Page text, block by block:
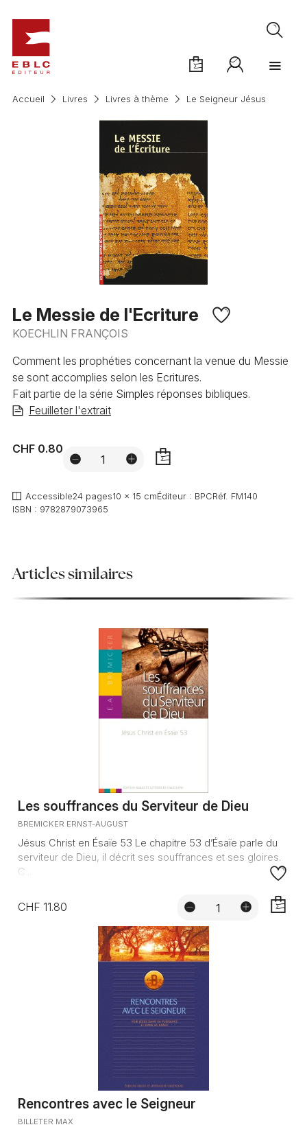
Accueil Livres Livres à thème Le Seigneur Jésus
Le Messie de l'Ecriture
KOECHLIN FRANÇOIS
Comment les prophéties concernant la venue du Messie
se sont accomplies selon les Ecritures.
Fait partie de la série Simples réponses bibliques.
Feuilleter l'extrait
CHF 0.80
Accessible24 pages10 x 15 cmÉditeur : BPCRéf. FM140
ISBN : 9782879073965
Articles similaires
Les souffrances du Serviteur de Dieu
BREMICKER ERNST-AUGUST
Jésus Christ en Ésaïe 53 Le chapitre 53 d’Ésaïe parle du
serviteur de Dieu, il décrit ses souffrances et ses gloires.
C...
CHF 11.80
Rencontres avec le Seigneur
BILLETER MAX